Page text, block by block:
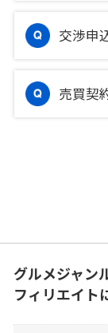
交渉申
売買契
グルメジャン
フィリエイト